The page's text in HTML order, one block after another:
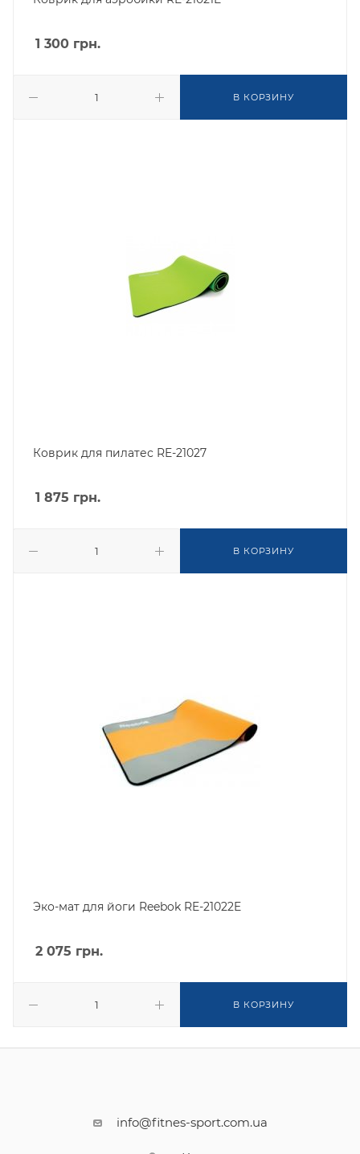
1 300 грн.
В КОРЗИНУ
Коврик для пилатес RE-21027
1 875 грн.
В КОРЗИНУ
Эко-мат для йоги Reebok RE-21022E
2 075 грн.
В КОРЗИНУ
info@fitnes-sport.com.ua